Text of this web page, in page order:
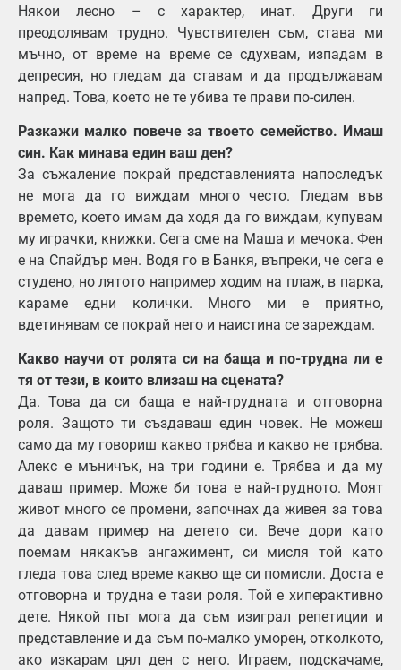
Някои лесно – с характер, инат. Други ги
преодолявам трудно. Чувствителен съм, става ми
мъчно, от време на време се сдухвам, изпадам в
депресия, но гледам да ставам и да продължавам
напред. Това, което не те убива те прави по-силен.
Разкажи малко повече за твоето семейство. Имаш
син. Как минава един ваш ден?
За съжаление покрай представленията напоследък
не мога да го виждам много често. Гледам във
времето, което имам да ходя да го виждам, купувам
му играчки, книжки. Сега сме на Маша и мечока. Фен
е на Спайдър мен. Водя го в Банкя, въпреки, че сега е
студено, но лятото например ходим на плаж, в парка,
караме едни колички. Много ми е приятно,
вдетинявам се покрай него и наистина се зареждам.
Какво научи от ролята си на баща и по-трудна ли е
тя от тези, в които влизаш на сцената?
Да. Това да си баща е най-трудната и отговорна
роля. Защото ти създаваш един човек. Не можеш
само да му говориш какво трябва и какво не трябва.
Алекс е мъничък, на три години е. Трябва и да му
даваш пример. Може би това е най-трудното. Моят
живот много се промени, започнах да живея за това
да давам пример на детето си. Вече дори като
поемам някакъв ангажимент, си мисля той като
гледа това след време какво ще си помисли. Доста е
отговорна и трудна е тази роля. Той е хиперактивно
дете. Някой път мога да съм изиграл репетиции и
представление и да съм по-малко уморен, отколкото,
ако изкарам цял ден с него. Играем, подскачаме,